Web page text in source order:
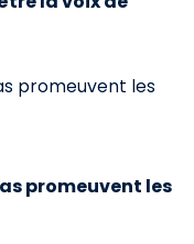
promeuvent les